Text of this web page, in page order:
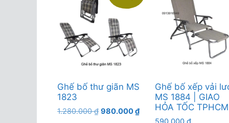
Ghế bố thư giãn MS
1823
1.280.000₫ Giá
980.000₫Giá
Ghế bố xếp vải
MS 1884 | GIAO
HỎA TỐC TPHCM